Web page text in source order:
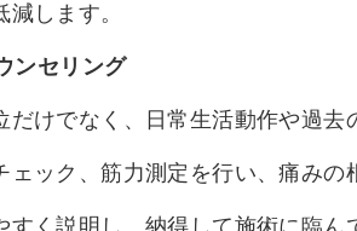
します。
ンセリング
だけでなく、日常生活動作や過去
ック、筋力測定を行い、痛みの
く説明し、納得して施術に臨ん